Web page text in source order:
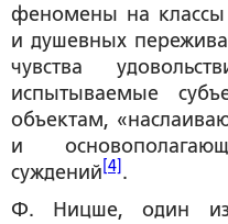
феномены на классы
и душевных
чувства
испытываемые
объектам,
и
суждений [4] .
Ф. Ницше, один из